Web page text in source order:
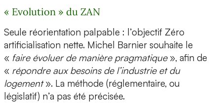
« Evolution » du ZAN
Seule réorientation palpable : l’objectif Zéro
artificialisation nette. Michel Barnier souhaite le
« faire évoluer de manière pragmatique», afin de
« répondre aux besoins de l’industrie et du
logement». La méthode (réglementaire, ou
législatif) n’a pas été précisée.